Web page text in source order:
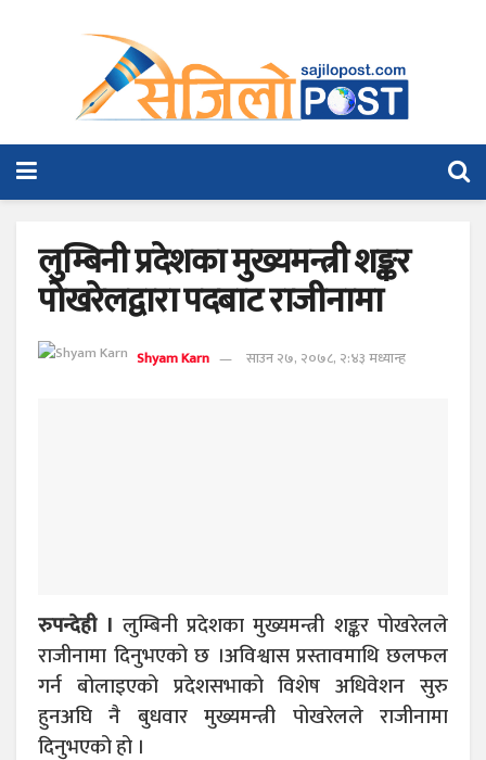
लुम्बिनी प्रदेशका मुख्यमन्त्री शङ्कर
पोखरेलद्वारा पदबाट राजीनामा
Shyam Karn साउन २७, २०७८, २:४३ मध्यान्ह
रुपन्देही । लुम्बिनी प्रदेशका मुख्यमन्त्री शङ्कर पोखरेलले
राजीनामा दिनुभएको छ ।अविश्वास प्रस्तावमाथि छलफल
गर्न बोलाइएको प्रदेशसभाको विशेष अधिवेशन सुरु
हुनअघि नै बुधवार मुख्यमन्त्री पोखरेलले राजीनामा
दिनुभएको हो ।